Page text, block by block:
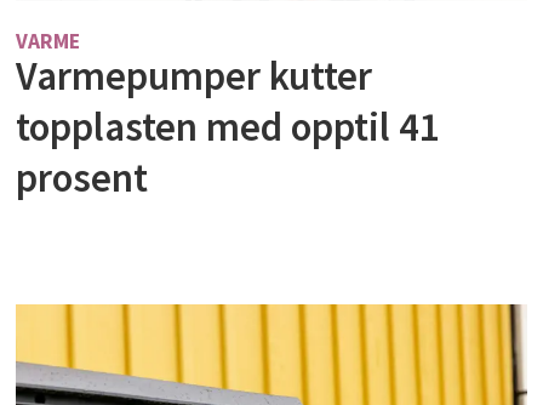
VARME
Varmepumper kutter
topplasten med opptil 41
prosent